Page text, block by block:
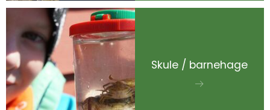
Skule / barnehage